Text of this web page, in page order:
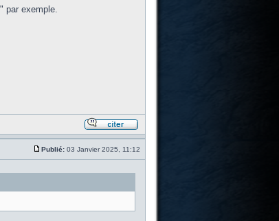
par exemple.
Publié:03 Janvier 2025, 11:12